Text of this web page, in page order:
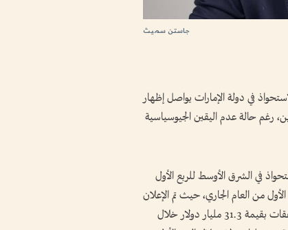
جاستن سميث
في دولة الإمارات يواصل إظهار
رغم حالة عدم اليقين الجيوسياسية
في الشرق الأوسط للربع الأول
من العام الجاري، حيث تم الإعلان
عن 196 صفقة بلغت قيمتها الإجمالية 23.3 مليار دولار، مقارنة بـ 207 صفقات بقيمة 31.3 مليار دولار خلال